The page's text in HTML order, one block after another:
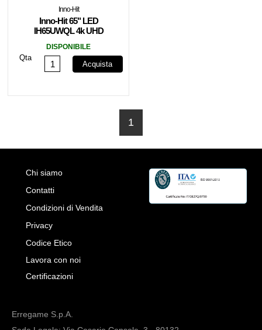
Inno-Hit
Inno-Hit 65" LED
IH65UWQL 4k UHD
DISPONIBILE
Qta
Acquista
1
Chi siamo
Contatti
Condizioni di Vendita
Privacy
Codice Etico
Lavora con noi
Certificazioni
Erregame S.p.A.